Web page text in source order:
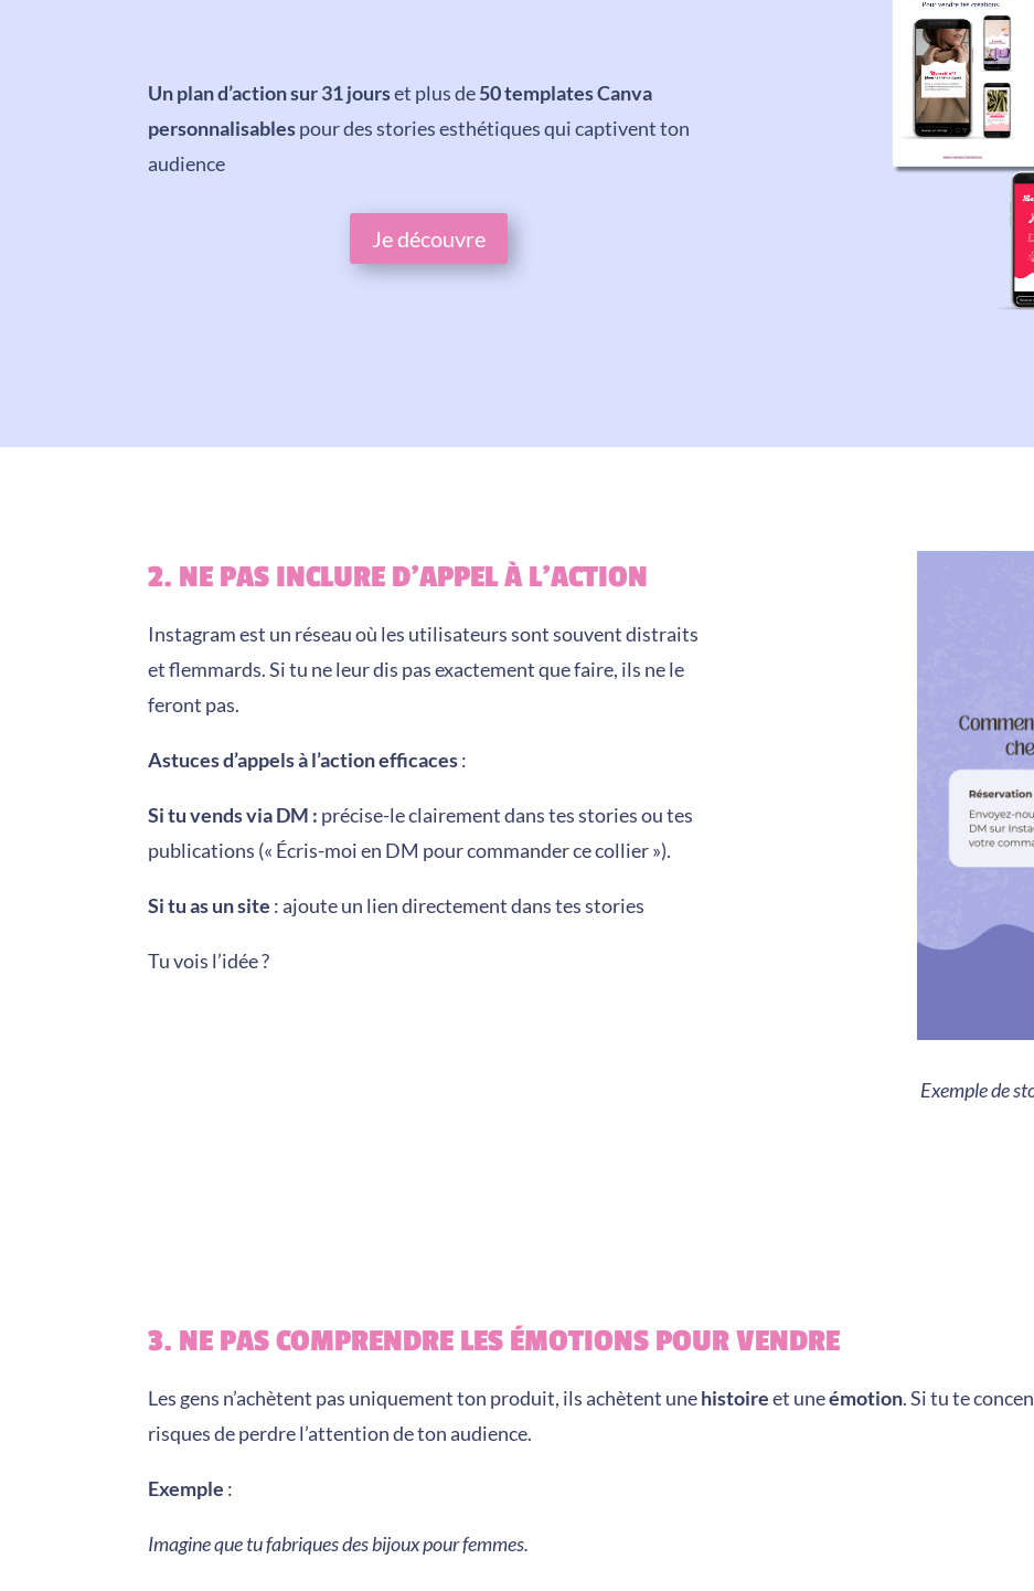
Un plan d’action sur 31 jourset plus de50 templates Canva
personnalisablespour des stories esthétiques qui captivent ton
audience
Je découvre
2. NE PAS INCLURE D’APPEL À L’ACTION
Instagram est un réseau où les utilisateurs sont souvent distraits
et flemmards. Si tu ne leur dis pas exactement que faire, ils ne le
feront pas.
Astuces d’appels à l’action efficaces:
Si tu vends via DM : précise-le clairement dans tes stories ou tes
publications (« Écris-moi en DM pour commander ce collier »).
Si tu as un site : ajoute un lien directement dans tes stories
Tu vois l’idée ?
Exemple de
3. NE PAS COMPRENDRE LES ÉMOTIONS POUR VENDRE
Les gens n’achètent pas uniquement ton produit, ils achètent unehistoireet uneémotion. Si tu te
risques de perdre l’attention de ton audience.
Exemple :
Imagine que tu fabriques des bijoux pour femmes.